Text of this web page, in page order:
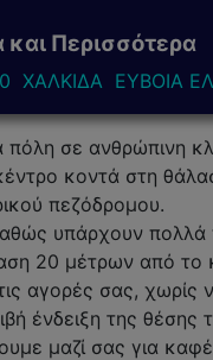
Περισσότερα
ΕΥΒΟΙΑ
πόλη σε ανθρώπινη
κοντά στη
πεζόδρομου.
υπάρχουν
20 μέτρων από
αγορές σας, χωρίς
ένδειξη της
μαζί σας για